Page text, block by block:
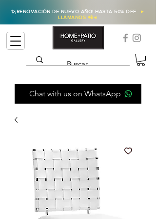
✨¡RENOVACIÓN DE NUEVO AÑO! HASTA 50% OFF
►
LLÁMANOS 📲◄
Chat with us on WhatsApp